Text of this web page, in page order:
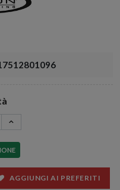
AGGIUNGI AI PREFERITI